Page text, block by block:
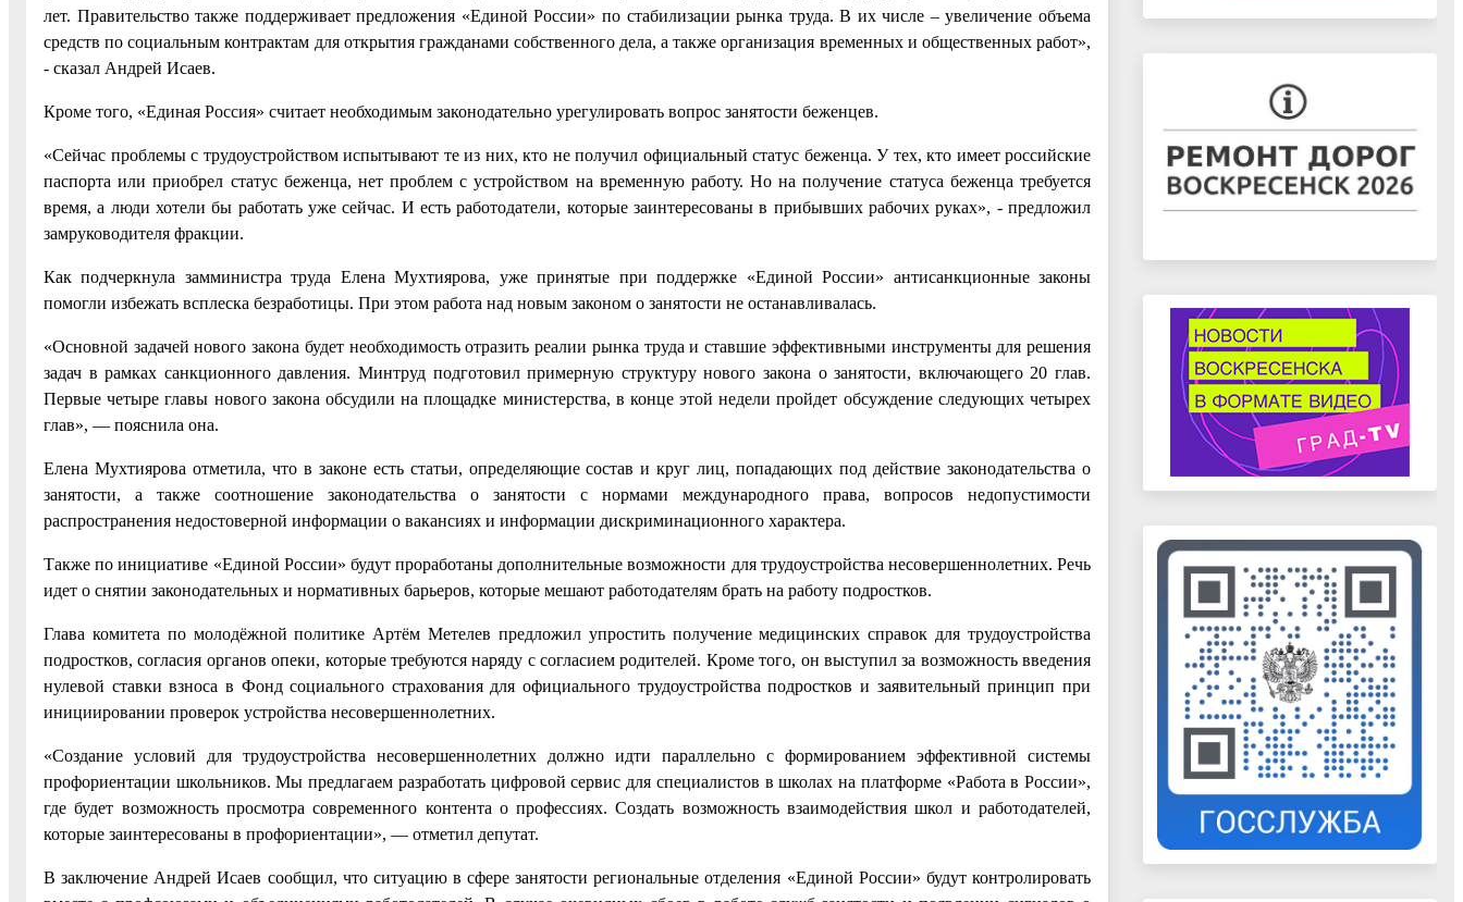
лет. Правительство также поддерживает предложения «Единой России» по стабилизации рынка труда. В их числе – увеличение объема
средств по социальным контрактам для открытия гражданами собственного дела, а также организация временных и общественных работ»,
- сказал Андрей Исаев.
Кроме того, «Единая Россия» считает необходимым законодательно урегулировать вопрос занятости беженцев.
«Сейчас проблемы с трудоустройством испытывают те из них, кто не получил официальный статус беженца. У тех, кто имеет российские
паспорта или приобрел статус беженца, нет проблем с устройством на временную работу. Но на получение статуса беженца требуется
время, а люди хотели бы работать уже сейчас. И есть работодатели, которые заинтересованы в прибывших рабочих руках», - предложил
замруководителя фракции.
Как подчеркнула замминистра труда Елена Мухтиярова, уже принятые при поддержке «Единой России» антисанкционные законы
помогли избежать всплеска безработицы. При этом работа над новым законом о занятости не останавливалась.
«Основной задачей нового закона будет необходимость отразить реалии рынка труда и ставшие эффективными инструменты для решения
задач в рамках санкционного давления. Минтруд подготовил примерную структуру нового закона о занятости, включающего 20 глав.
Первые четыре главы нового закона обсудили нa площадке министерства, в конце этой недели пройдет обсуждение следующих четырех
глав», — пояснила она.
Елена Мухтиярова отметила, что в законе есть статьи, определяющие состав и круг лиц, попадающих под действие законодательства о
занятости, а также соотношение законодательства о занятости с нормами международного права, вопросов недопустимости
распространения недостоверной информации о вакансиях и информации дискриминационного характера.
Также по инициативе «Единой России» будут проработаны дополнительные возможности для трудоустройства несовершеннолетних. Речь
идет о снятии законодательных и нормативных барьеров, которые мешают работодателям брать на работу подростков.
Глава комитета по молодёжной политике Артём Метелев предложил упростить получение медицинских справок для трудоустройства
подростков, согласия органов опеки, которые требуются наряду с согласием родителей. Кроме того, он выступил за возможность введения
нулевой ставки взноса в Фонд социального страхования для официального трудоустройства подростков и заявительный принцип при
инициировании проверок устройства несовершеннолетних.
«Создание условий для трудоустройства несовершеннолетних должно идти параллельно с формированием эффективной системы
профориентации школьников. Мы предлагаем разработать цифровой сервис для специалистов в школах на платформе «Работа в России»,
где будет возможность просмотра современного контента о профессиях. Создать возможность взаимодействия школ и работодателей,
которые заинтересованы в профориентации», — отметил депутат.
В заключение Андрей Исаев сообщил, что ситуацию в сфере занятости региональные отделения «Единой России» будут контролировать